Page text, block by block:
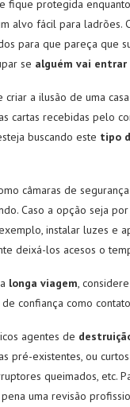
fique protegida
alvo fácil para
para que pareça que
se alguém vai entrar
a ilusão de uma
cartas recebidas pelo
buscando este tipo
câmaras de
Caso a opção seja
instalar luzes e
deixá-los acesos o
longa viagem,
confiança como
agentes de
pré-existentes, ou
queimados, etc.
uma revisão